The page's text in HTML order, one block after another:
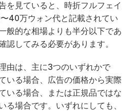
を見ていると、時折フルフェイ
40万ウォン代と記載されてい
般的な相場よりも半分以下であ
認してみる必要があります。
由は、主に3つのいずれかで
いる場合、広告の価格から実際
いる場合、または正規品ではな
る場合です。いずれにしても、